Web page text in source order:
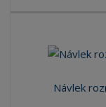
Návlek